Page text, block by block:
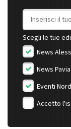
Indirizzo
Scegli le tue
News
News Pavia
Eventi
Accetto